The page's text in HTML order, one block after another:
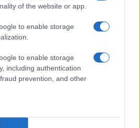
of the website or app.
to enable storage
to enable storage
including authentication
prevention, and other